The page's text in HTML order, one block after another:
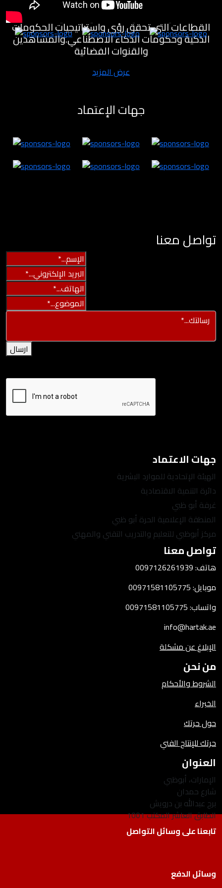
والصناعي والصحي والسياحي والفني وغيره من
القطاعات التي تحقق رؤى واستراتيجيات الحكومات
الذكية وحكومات الذكاء الاصطناعي.والمشاهدين
والقنوات الفضائية
عرض المزيد
جهات الإعتماد
تواصل معنا
ارسال
جهات الاعتماد
الهيئة الإتحادية للموارد البشرية
دائرة التنمية الاقتصادية
غرفة أبو ظبي
المنطقة الإعلامية الحرة أبو ظبي
مركز أبوظبي للتعليم والتدريب التقني والمهني
تواصل معنا
هاتف: 0097126261939
موبايل: 00971581105775
واتساب: 00971581105775
info@hartak.ae
الإبلاغ عن مشكلة
من نحن
الشروط والأحكام
الخبراء
حول حرتك
حرتك للإنتاج الفني
العنوان
الإمارات، أبوظبي
شارع حمدان
برج عبدالله بن درويش
الطابق العاشر المكتب 1001
تابعنا على وسائل التواصل
وسائل الدفع